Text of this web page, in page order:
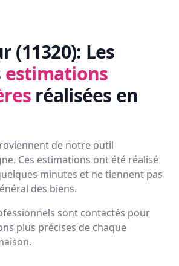
(11320): Les
estimations
réalisées en
de notre outil
Ces estimations ont été réalisé
minutes et ne tiennent pas
des biens.
sont contactés pour
plus précises de chaque